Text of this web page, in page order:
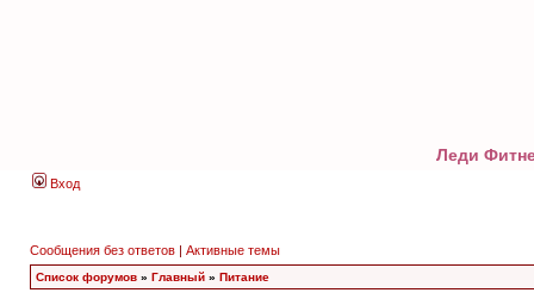
Леди
Вход
Сообщения без ответов | Активные темы
Список форумов » Главный » Питание